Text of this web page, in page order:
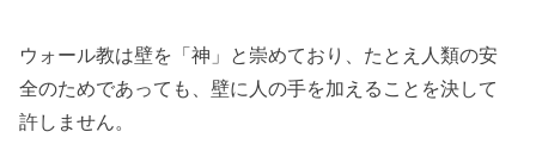
ウォール教は壁を「神」と崇めており、たとえ人類の安
全のためであっても、壁に人の手を加えることを決して
許しません。